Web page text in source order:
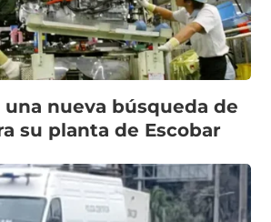
una nueva búsqueda de
su planta de Escobar